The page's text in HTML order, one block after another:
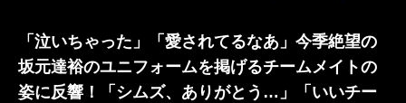
「泣いちゃった」「愛されてるなあ」今季絶望の
坂元達裕のユニフォームを掲げるチームメイトの
姿に反響！「シムズ、ありがとう…」「いいチー